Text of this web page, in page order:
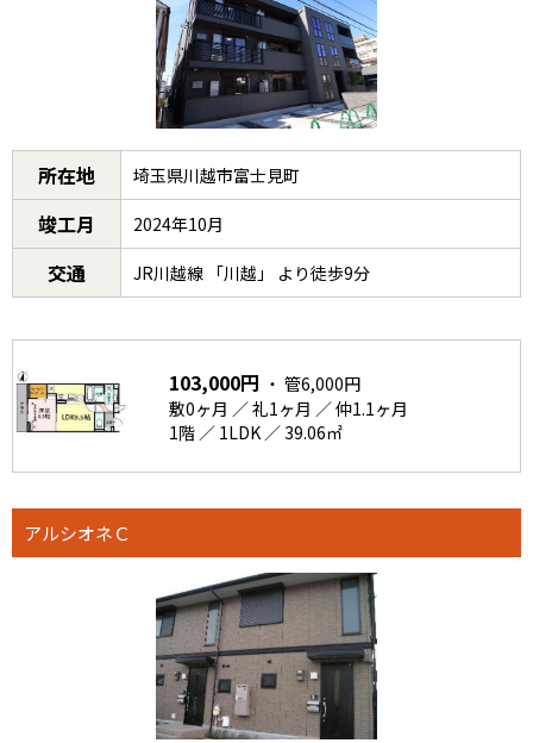
所在地 埼玉県川越市富士見町
竣工月 2024年10月
交通 JR川越線 「川越」 より徒歩9分
103,000円 ・ 管6,000円
敷0ヶ月 ／ 礼1ヶ月 ／ 仲1.1ヶ月
1階 ／ 1LDK ／ 39.06㎡
アルシオネＣ